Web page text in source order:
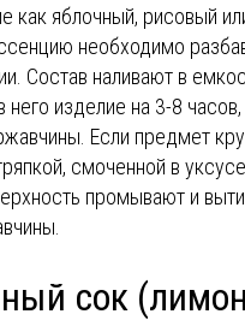
как яблочный, рисовый
необходимо
Состав наливают в
него изделие на 3-8
Если предмет
смоченной в
промывают и
сок